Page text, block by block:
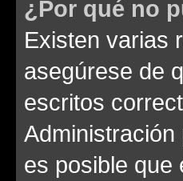
¿Por qué no
Existen varias
asegúrese de
escritos
es posible que